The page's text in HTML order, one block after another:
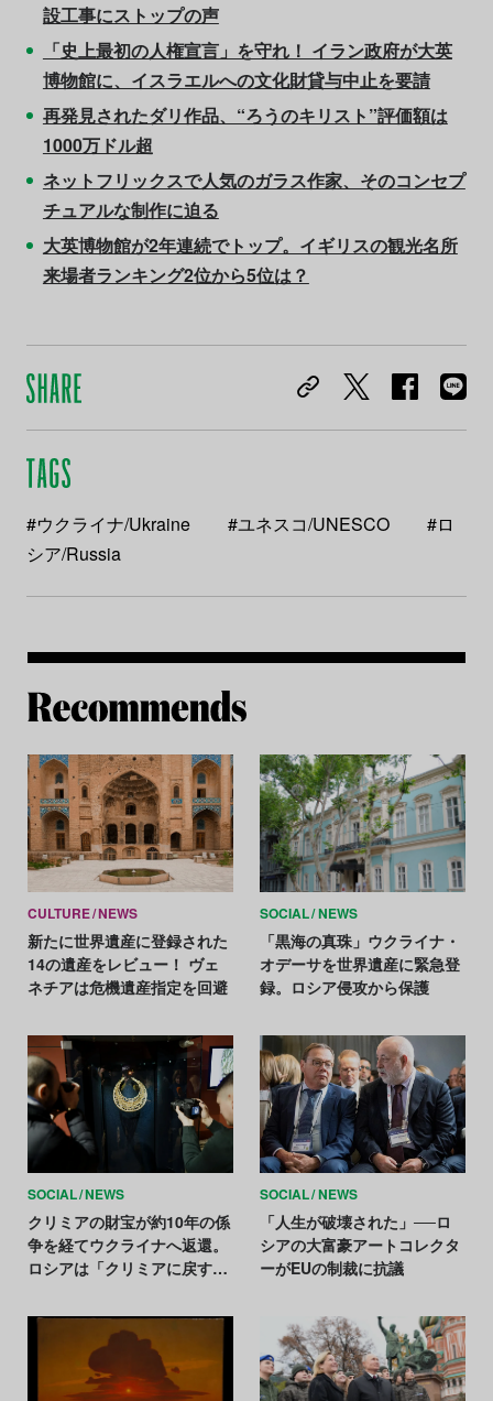
設工事にストップの声
「史上最初の人権宣言」を守れ！ イラン政府が大英
博物館に、イスラエルへの文化財貸与中止を要請
再発見されたダリ作品、“ろうのキリスト”評価額は
1000万ドル超
ネットフリックスで人気のガラス作家、そのコンセプ
チュアルな制作に迫る
大英博物館が2年連続でトップ。イギリスの観光名所
来場者ランキング2位から5位は？
#ウクライナ/Ukraine #ユネスコ/UNESCO
#ロ
シア/Russia
CULTURE NEWS
新たに世界遺産に登録された
14の遺産をレビュー！ ヴェ
ネチアは危機遺産指定を回避
SOCIAL NEWS
「黒海の真珠」ウクライナ・
オデーサを世界遺産に緊急登
録。ロシア侵攻から保護
SOCIAL NEWS
クリミアの財宝が約10年の係
争を経てウクライナへ返還。
ロシアは「クリミアに戻すべ
SOCIAL NEWS
「人生が破壊された」──ロ
シアの大富豪アートコレクタ
ーがEUの制裁に抗議